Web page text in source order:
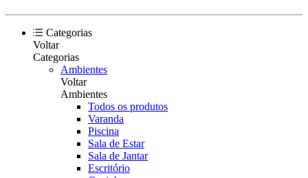
Categorias
Voltar
Categorias
Ambientes
Voltar
Ambientes
Todos os produtos
Varanda
Piscina
Sala de Estar
Sala de Jantar
Escritório